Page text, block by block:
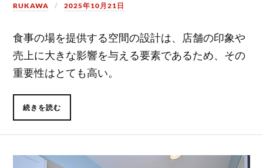
RUKAWA 2025年10月21日
食事の場を提供する空間の設計は、店舗の印象や
売上に大きな影響を与える要素であるため、その
重要性はとても高い。
続きを読む